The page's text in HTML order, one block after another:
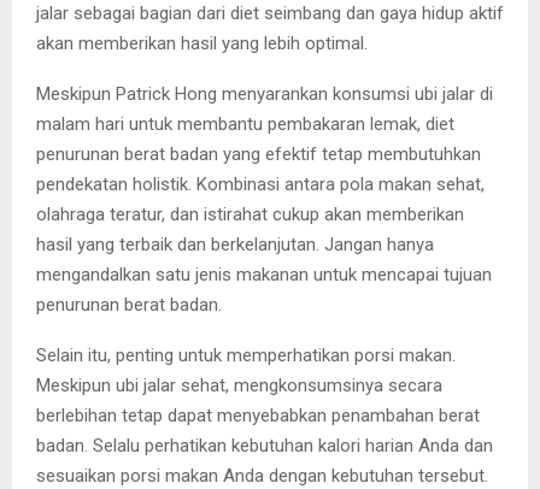
jalar sebagai bagian dari diet seimbang dan gaya hidup aktif
akan memberikan hasil yang lebih optimal.
Meskipun Patrick Hong menyarankan konsumsi ubi jalar di
malam hari untuk membantu pembakaran lemak, diet
penurunan berat badan yang efektif tetap membutuhkan
pendekatan holistik. Kombinasi antara pola makan sehat,
olahraga teratur, dan istirahat cukup akan memberikan
hasil yang terbaik dan berkelanjutan. Jangan hanya
mengandalkan satu jenis makanan untuk mencapai tujuan
penurunan berat badan.
Selain itu, penting untuk memperhatikan porsi makan.
Meskipun ubi jalar sehat, mengkonsumsinya secara
berlebihan tetap dapat menyebabkan penambahan berat
badan. Selalu perhatikan kebutuhan kalori harian Anda dan
sesuaikan porsi makan Anda dengan kebutuhan tersebut.